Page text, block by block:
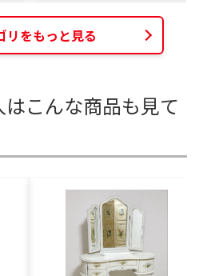
リをもっと見る
こんな商品も見て